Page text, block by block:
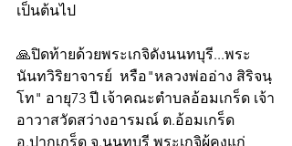
เป็นต้นไป
🙏ปิดท้ายด้วยพระเกจิดังนนทบุรี...พระ
นันทวิริยาจารย์  หรือ"หลวงพ่ออ่าง สิริจนฺ
โท" อายุ73 ปี เจ้าคณะตำบลอ้อมเกร็ด เจ้า
อาวาสวัดสว่างอารมณ์ ต.อ้อมเกร็ด
อ.ปากเกร็ด จ.นนทบุรี พระเกจิผู้คงแก่